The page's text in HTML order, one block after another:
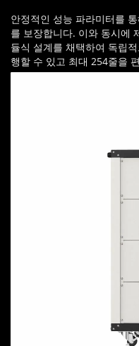
안정적인 성능 파라미터를
를 보장합니다. 이와 동시에
듈식 설계를 채택하여 독립
행할 수 있고 최대 254줄을